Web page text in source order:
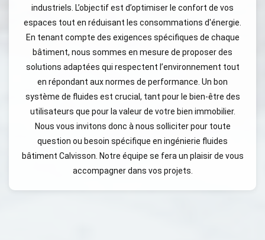
industriels. L’objectif est d’optimiser le confort de vos
espaces tout en réduisant les consommations d'énergie.
En tenant compte des exigences spécifiques de chaque
bâtiment, nous sommes en mesure de proposer des
solutions adaptées qui respectent l’environnement tout
en répondant aux normes de performance. Un bon
système de fluides est crucial, tant pour le bien-être des
utilisateurs que pour la valeur de votre bien immobilier.
Nous vous invitons donc à nous solliciter pour toute
question ou besoin spécifique en ingénierie fluides
bâtiment Calvisson. Notre équipe se fera un plaisir de vous
accompagner dans vos projets.